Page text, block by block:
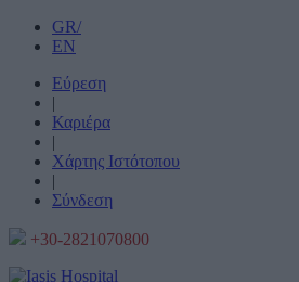
GR/
EN
Εύρεση
|
Καριέρα
|
Χάρτης Ιστότοπου
|
Σύνδεση
+30-2821070800